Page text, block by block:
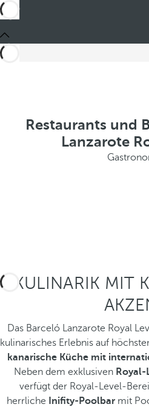
Restaurants und
Lanzarote
KULINARIK MIT
Das Barceló Lanzarote Royal
kulinarisches Erlebnis auf
kanarische Küche mit
Neben dem exklusiven
verfügt der Royal-Level-
herrliche
Inifity-Poolbar mit